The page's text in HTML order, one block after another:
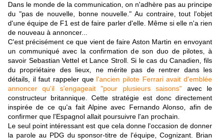
Dans le monde de la communication, on n'adhère pas au principe
du "pas de nouvelle, bonne nouvelle." Au contraire, tout l'objet
d'une équipe de F1 est de faire parler d'elle. Même si elle n'a rien
de nouveau à annoncer...
C'est précisément ce que vient de faire Aston Martin en envoyant
un communiqué avec la confirmation de son duo de pilotes, à
savoir Sebastian Vettel et Lance Stroll. Si le cas du Canadien, fils
du propriétaire des lieux, ne mérite pas de rentrer dans les
détails, il faut rappeler que l'ancien pilote Ferrari avait d'emblée
annoncer qu'il s'engageait "pour plusieurs saisons" avec le
constructeur britannique. Cette stratégie est donc directement
inspirée de ce qu'a fait Alpine avec Fernando Alonso, afin de
confirmer que l'Espagnol allait poursuivre l'an prochain.
Le seul point intéressant est que cela donne l'occasion de donner
la parole au PDG du sponsor-titre de l'équipe, Cognizant. Brian